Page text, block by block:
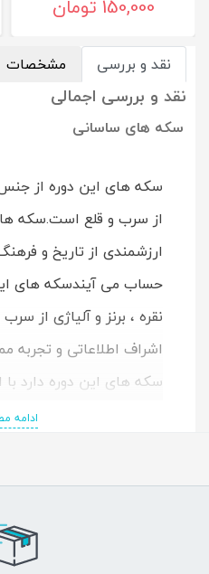
150,000 تومان
نقد و بررسی مشخصات
نقد و بررسی اجمالی
سکه های ساسانی
سکه های این دوره از جنس
از سرب و قلع است.سکه
ارزشمندی از تاریخ و
حساب می آیندسکه های
نقره ، برنز و آلیاژی از
اشراف اطلاعاتی و
سکه های این دوره دارد با
توانسته است به بهترین
سکه های این کتاب اسناد
که براحتی می توانید سکه
ادامه